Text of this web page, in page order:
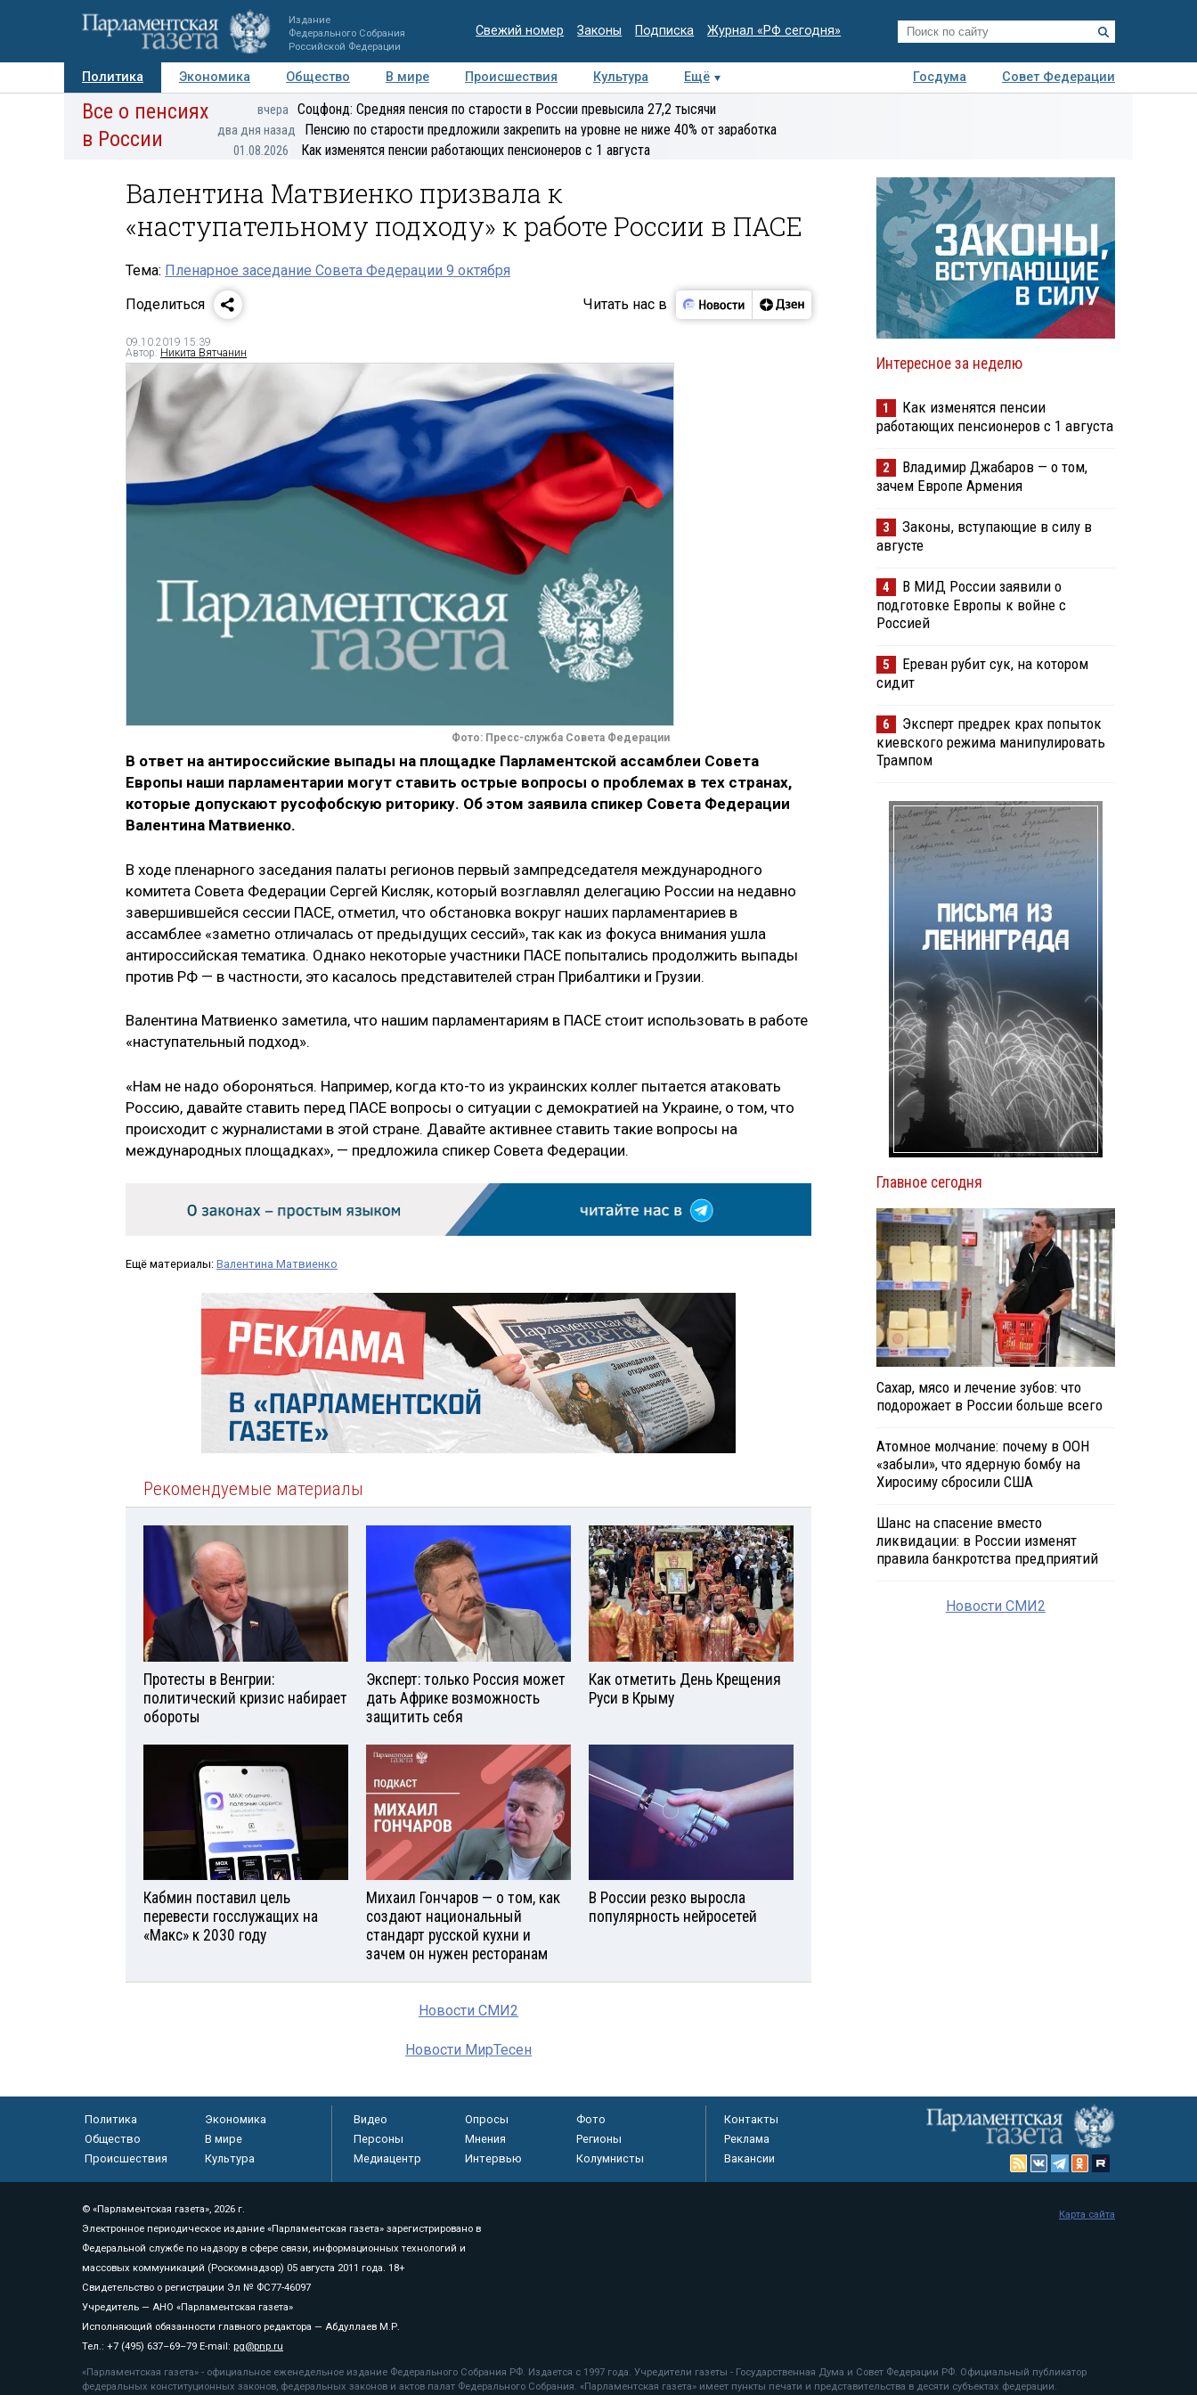
Издание
Федерального Собрания
Российской Федерации
Свежий номер Законы Подписка Журнал «РФ сегодня»
Политика Экономика Общество В мире Происшествия Культура Ещё Госдума
Совет Федерации
Авторы Персоны Мнения Регионы Медиацентр Интервью Колумнисты
экспертиза
Все о пенсиях
в России
вчера Соцфонд: Средняя пенсия по старости в России превысила 27,2 тысячи
два дня назад Пенсию по старости предложили закрепить на уровне не ниже 40% от заработка
01.08.2026 Как изменятся пенсии работающих пенсионеров с 1 августа
Валентина Матвиенко призвала к
«наступательному подходу» к работе России в ПАСЕ
Тема: Пленарное заседание Совета Федерации 9 октября
Поделиться
Читать нас в
09.10.2019 15:39
Автор: Никита Вятчанин
Фото: Пресс-служба Совета Федерации
В ответ на антироссийские выпады на площадке Парламентской ассамблеи Совета
Европы наши парламентарии могут ставить острые вопросы о проблемах в тех странах,
которые допускают русофобскую риторику. Об этом заявила спикер Совета Федерации
Валентина Матвиенко.
В ходе пленарного заседания палаты регионов первый зампредседателя международного
комитета Совета Федерации Сергей Кисляк, который возглавлял делегацию России на недавно
завершившейся сессии ПАСЕ, отметил, что обстановка вокруг наших парламентариев в
ассамблее «заметно отличалась от предыдущих сессий», так как из фокуса внимания ушла
антироссийская тематика. Однако некоторые участники ПАСЕ попытались продолжить выпады
против РФ — в частности, это касалось представителей стран Прибалтики и Грузии.
Валентина Матвиенко заметила, что нашим парламентариям в ПАСЕ стоит использовать в работе
«наступательный подход».
«Нам не надо обороняться. Например, когда кто-то из украинских коллег пытается атаковать
Россию, давайте ставить перед ПАСЕ вопросы о ситуации с демократией на Украине, о том, что
происходит с журналистами в этой стране. Давайте активнее ставить такие вопросы на
международных площадках», — предложила спикер Совета Федерации.
Ещё материалы: Валентина Матвиенко
Рекомендуемые материалы
Протесты в Венгрии:
политический кризис набирает
обороты
Эксперт: только Россия может
дать Африке возможность
защитить себя
Как отметить День Крещения
Руси в Крыму
Кабмин поставил цель
перевести госслужащих на
«Макс» к 2030 году
Михаил Гончаров — о том, как
создают национальный
стандарт русской кухни и
зачем он нужен ресторанам
В России резко выросла
популярность нейросетей
Новости СМИ2
Новости МирТесен
Интересное за неделю
1
Как изменятся пенсии
работающих пенсионеров с 1 августа
2
Владимир Джабаров — о том,
зачем Европе Армения
3
Законы, вступающие в силу в
августе
4
В МИД России заявили о
подготовке Европы к войне с
Россией
5
Ереван рубит сук, на котором
сидит
6
Эксперт предрек крах попыток
киевского режима манипулировать
Трампом
Главное сегодня
Сахар, мясо и лечение зубов: что
подорожает в России больше всего
Атомное молчание: почему в ООН
«забыли», что ядерную бомбу на
Хиросиму сбросили США
Шанс на спасение вместо
ликвидации: в России изменят
правила банкротства предприятий
Новости СМИ2
Политика
Экономика
Общество
В мире
Происшествия
Культура
Видео Опросы
Фото
Персоны
Мнения
Регионы
Медиацентр
Интервью Колумнисты
Контакты
Реклама
Вакансии
© «Парламентская газета», 2026 г.
Электронное периодическое издание «Парламентская газета» зарегистрировано в
Федеральной службе по надзору в сфере связи, информационных технологий и
массовых коммуникаций (Роскомнадзор) 05 августа 2011 года. 18+
Свидетельство о регистрации Эл № ФС77-46097
Учредитель — АНО «Парламентская газета»
Исполняющий обязанности главного редактора — Абдуллаев М.Р.
Тел.: +7 (495) 637–69–79 E-mail: pg@pnp.ru
«Парламентская газета» - официальное еженедельное издание Федерального Собрания РФ. Издается с 1997 года. Учредители газеты - Государственная Дума и Совет Федерации РФ. Официальный публикатор
федеральных конституционных законов, федеральных законов и актов палат Федерального Собрания. «Парламентская газета» имеет пункты печати и представительства в десяти субъектах федерации.
Карта сайта